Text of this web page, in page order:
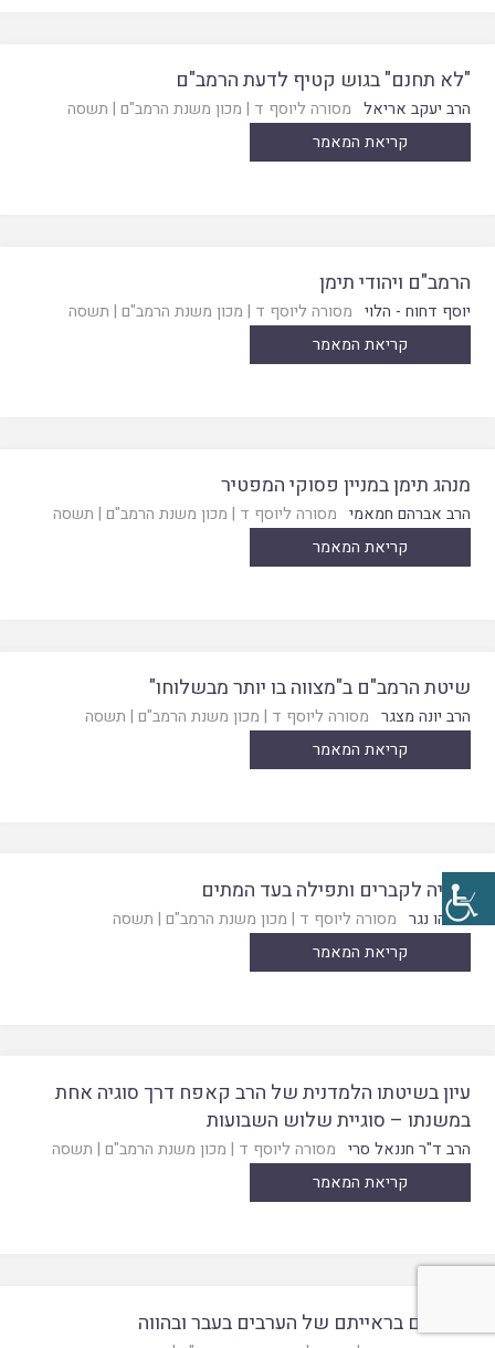
"לא תחנם" בגוש קטיף לדעת הרמב"ם
הרב יעקב אריאל מסורה ליוסף ד | מכון משנת הרמב"ם | תשסה
קריאת המאמר
הרמב"ם ויהודי תימן
יוסף דחוח - הלוי מסורה ליוסף ד | מכון משנת הרמב"ם | תשסה
קריאת המאמר
מנהג תימן במניין פסוקי המפטיר
הרב אברהם חמאמי מסורה ליוסף ד | מכון משנת הרמב"ם | תשסה
קריאת המאמר
שיטת הרמב"ם ב"מצווה בו יותר מבשלוחו"
הרב יונה מצגר מסורה ליוסף ד | מכון משנת הרמב"ם | תשסה
קריאת המאמר
עלייה לקברים ותפילה בעד המתים
אליהו נגר מסורה ליוסף ד | מכון משנת הרמב"ם | תשסה
קריאת המאמר
עיון בשיטתו הלמדנית של הרב קאפח דרך סוגיה אחת
במשנתו – סוגיית שלוש השבועות
הרב ד"ר חננאל סרי מסורה ליוסף ד | מכון משנת הרמב"ם | תשסה
קריאת המאמר
הרמב"ם בראייתם של הערבים בעבר ובהווה